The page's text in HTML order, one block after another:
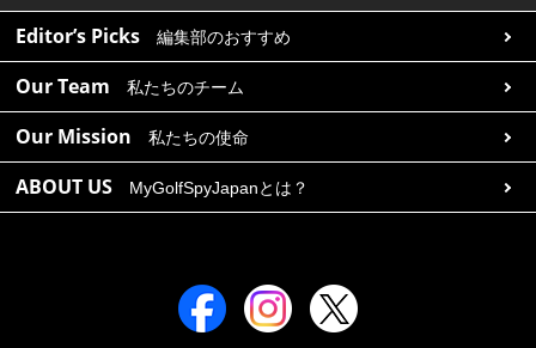
Editor’s Picks 編集部のおすすめ
Our Team 私たちのチーム
Our Mission 私たちの使命
ABOUT US MyGolfSpyJapanとは？